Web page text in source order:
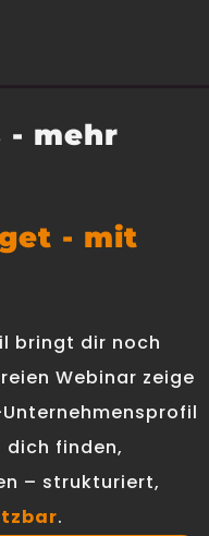
- mehr
- mit
bringt dir noch
Webinar zeige
dich finden,
– strukturiert,
.